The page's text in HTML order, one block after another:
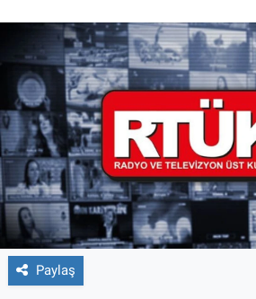
Paylaş